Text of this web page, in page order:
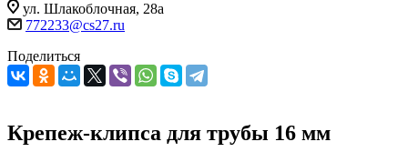
ул. Шлакоблочная, 28а
772233@cs27.ru
Поделиться
Крепеж-клипса для трубы 16 мм